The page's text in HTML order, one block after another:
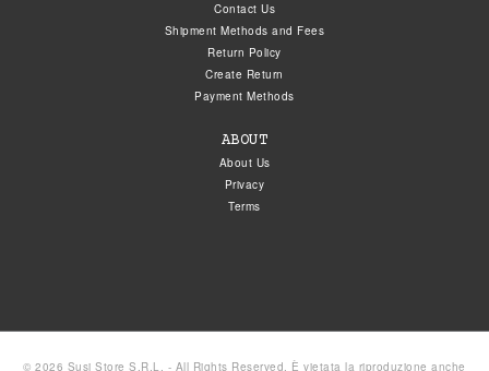
Contact Us
Shipment Methods and Fees
Return Policy
Create Return
Payment Methods
ABOUT
About Us
Privacy
Terms
© 2026 Susi Store S.R.L. - All Rights Reserved. È vietata la riproduzione anche